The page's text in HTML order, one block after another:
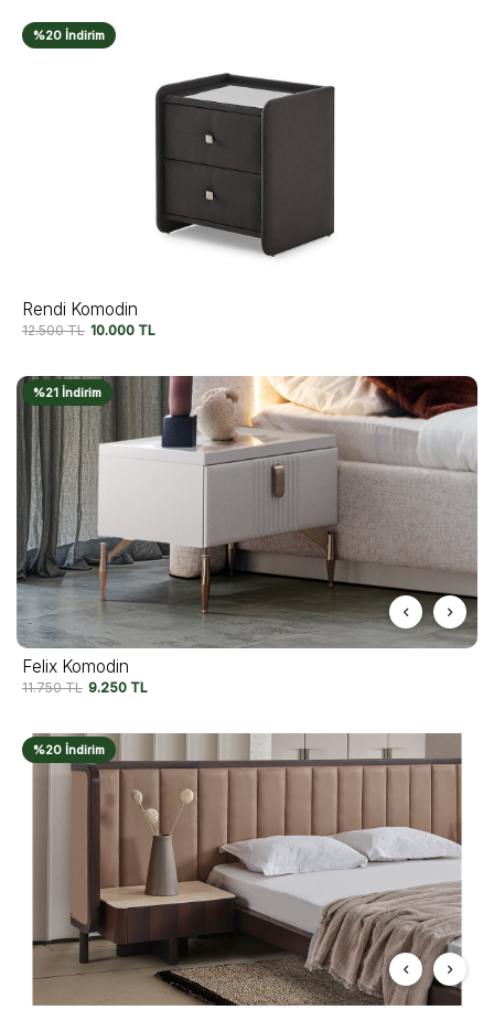
%20 İndirim
Rendi Komodin
12.500TL 10.000 TL
%21 İndirim
Felix Komodin
11.750TL 9.250 TL
%20 İndirim